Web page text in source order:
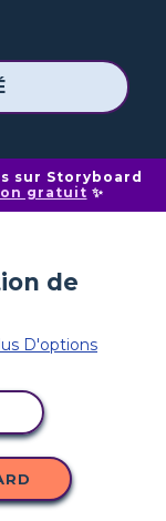
sur Storyboard
gratuit ✨
D'options